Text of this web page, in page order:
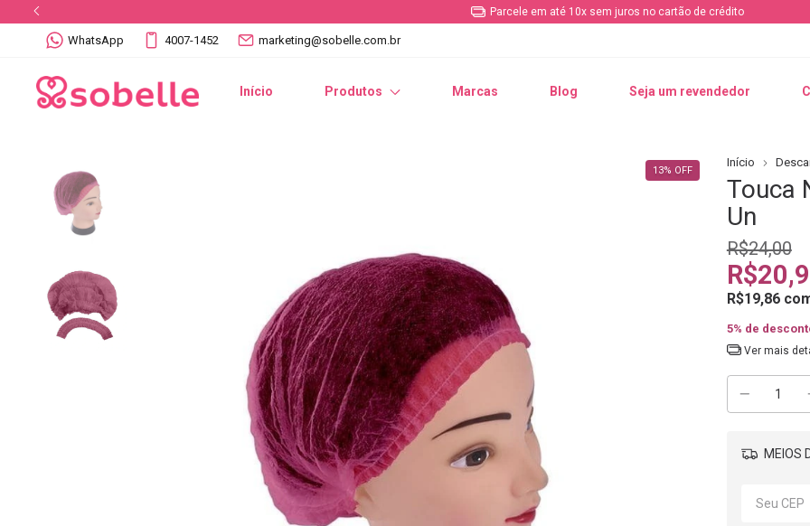
Parcele em até 10x sem juros no cartão de crédito
WhatsApp 4007-1452 marketing@sobelle.com.br
Início Produtos Marcas Blog Seja um revendedor
13% OFF
Início
Touca
Un
R$24,00
R$19,86
5% de
Ver mais
MEIOS